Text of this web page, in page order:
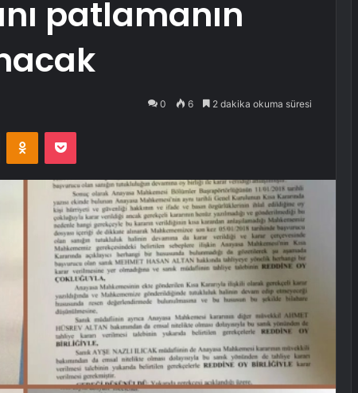
patlamanın
0 6 2 dakika okuma süresi
VKontakteOdnoklassniki
Pocket